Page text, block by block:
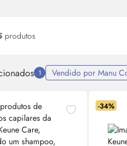
produtos
1
-34%